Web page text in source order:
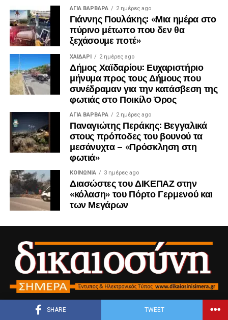
SHARE TWEET
ΑΓΙΑ ΒΑΡΒΑΡΑ 2 ημέρες ago
Γιάννης Πουλάκης: «Μια ημέρα στο
πύρινο μέτωπο που δεν θα
ξεχάσουμε ποτέ»
ΧΑΪΔΑΡΙ 2 ημέρες ago
Δήμος Χαϊδαρίου: Ευχαριστήριο
μήνυμα προς τους Δήμους που
συνέδραμαν για την κατάσβεση της
φωτιάς στο Ποικίλο Όρος
ΑΓΙΑ ΒΑΡΒΑΡΑ 2 ημέρες ago
Παναγιώτης Περάκης: Βεγγαλικά
στους πρόποδες του βουνού τα
μεσάνυχτα – «Πρόσκληση στη
φωτιά»
ΚΟΙΝΩΝΊΑ 3 ημέρες ago
Διασώστες του ΔΙΚΕΠΑΖ στην
«κόλαση» του Πόρτο Γερμενού και
των Μεγάρων